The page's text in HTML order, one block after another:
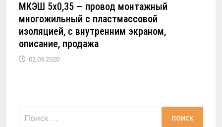
МКЭШ 5х0,35 — провод монтажный
многожильный с пластмассовой
изоляцией, с внутренним экраном,
описание, продажа
02.03.2020
Найти: